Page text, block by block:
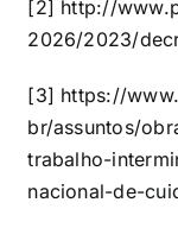
[2] http://
2026/2023/
[3] https://
br/assuntos/
trabalho-
nacional-de-